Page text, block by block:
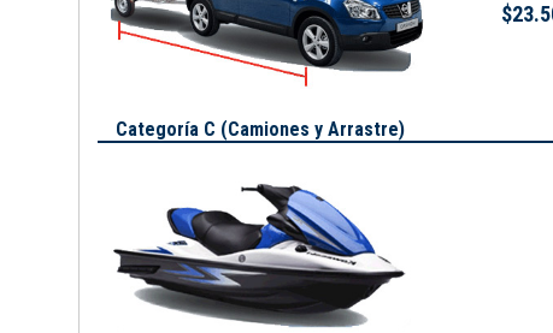
Categoría C (Camiones y Arrastre)